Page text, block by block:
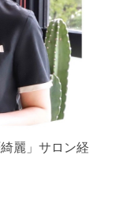
麗」サロン経